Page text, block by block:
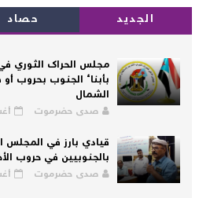
الجديد حصاد
مجلس الحراك الثوري في
بأبناء الجنوب بحروب أو
الشمال
صدى حضرموت أغسطس
قيادي بارز في المجلس
بالجنوبيين في حروب
صدى حضرموت أغسطس